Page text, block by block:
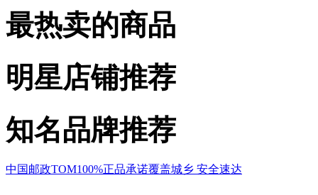
最热卖的商品
明星店铺推荐
知名品牌推荐
中国邮政TOM100%正品承诺覆盖城乡 安全速达